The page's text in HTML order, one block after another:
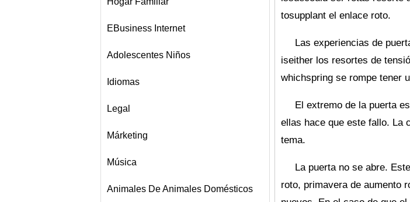
EBusiness Internet
Adolescentes Niños
Idiomas
Legal
Márketing
Música
Animales De Animales Domésticos
tosupplant el enlace roto.
Las experiencias de
iseither los resortes de
whichspring se rompe tener
El extremo de la puerta
ellas hace que este fallo. La
tema.
La puerta no se abre.
roto, primavera de aumento